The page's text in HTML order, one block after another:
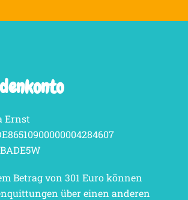
Ernst
Betrag von 301 Euro können
über einen anderen